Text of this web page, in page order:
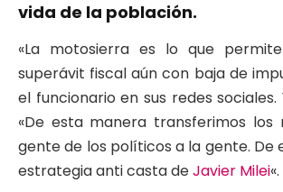
vida de la población.
«La motosierra es lo que
superávit fiscal aún con baja de
el funcionario en sus redes sociales.
«De esta manera transferimos los
gente de los políticos a la gente. De
estrategia anti casta deJavier Milei«.